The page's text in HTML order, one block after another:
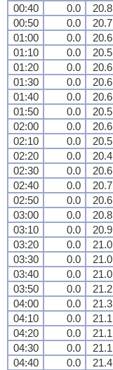
00:40
0.0 20.8
00:50
0.0 20.7
01:00
0.0 20.6
01:10
0.0 20.5
01:20
0.0 20.6
01:30
0.0 20.6
01:40
0.0 20.6
01:50
0.0 20.5
02:00
0.0 20.6
02:10
0.0 20.5
02:20
0.0 20.4
02:30
0.0 20.6
02:40
0.0 20.7
02:50
0.0 20.6
03:00
0.0 20.8
03:10
0.0 20.9
03:20
0.0 21.0
03:30
0.0 21.0
03:40
0.0 21.0
03:50
0.0 21.2
04:00
0.0 21.3
04:10
0.0 21.1
04:20
0.0 21.1
04:30
0.0 21.1
04:40
0.0 21.4